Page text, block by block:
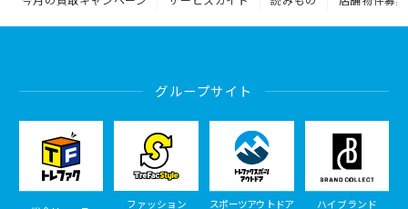
グループサイト
ファッション
スポーツアウトドア
ハイブランド